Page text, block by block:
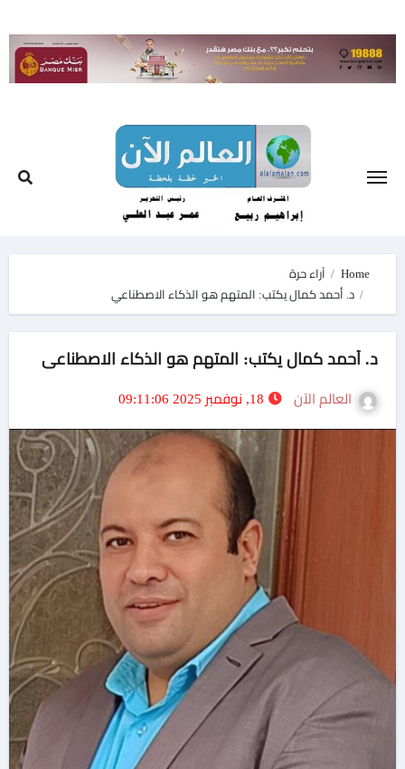
to
content
Home
آراء حرة
د. أحمد كمال يكتب: المتهم هو الذكاء الاصطناعي
د. أحمد كمال يكتب: المتهم هو الذكاء الاصطناعي
العالم الآن